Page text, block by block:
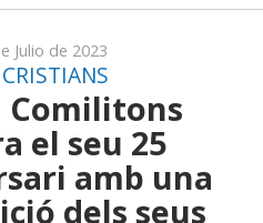
Julio de 2023
Comilitons
el seu 25
amb una
dels seus